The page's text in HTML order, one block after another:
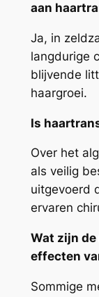
aan
Ja, in
langdurige
blijvende
haargroei.
Is
Over het
als veilig
uitgevoerd
ervaren
Wat zijn
effecten
Sommige